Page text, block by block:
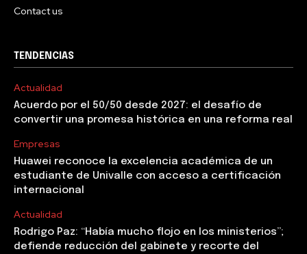
Contact us
TENDENCIAS
Actualidad
Acuerdo por el 50/50 desde 2027: el desafío de
convertir una promesa histórica en una reforma real
Empresas
Huawei reconoce la excelencia académica de un
estudiante de Univalle con acceso a certificación
internacional
Actualidad
Rodrigo Paz: “Había mucho flojo en los ministerios”;
defiende reducción del gabinete y recorte del